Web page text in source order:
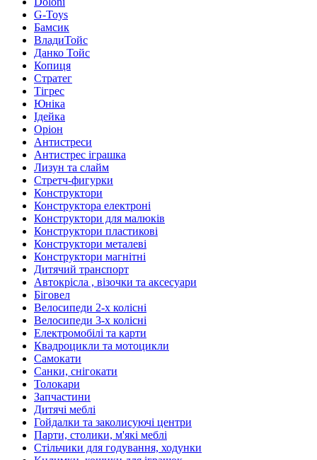
G-Toys
Бамсик
ВладиТойс
Данко Тойс
Копиця
Стратег
Тігрес
Юніка
Ідейка
Оріон
Антистреси
Антистрес іграшка
Лизун та слайм
Стретч-фигурки
Конструктори
Конструктора електроні
Конструктори для малюків
Конструктори пластикові
Конструктори металеві
Конструктори магнітні
Дитячий транспорт
Автокрісла , візочки та аксесуари
Біговел
Велосипеди 2-х колісні
Велосипеди 3-х колісні
Електромобілі та карти
Квадроцикли та мотоцикли
Самокати
Санки, снігокати
Толокари
Запчастини
Дитячі меблі
Гойдалки та заколисуючі центри
Парти, столики, м'які меблі
Стільчики для годування, ходунки